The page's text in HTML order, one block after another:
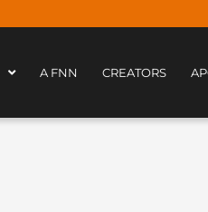
A FNN CREATORS